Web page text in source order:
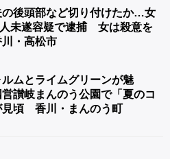
の後頭部など切り付けたか…女
未遂容疑で逮捕 女は殺意を
・高松市
ムとライムグリーンが魅
讃岐まんのう公園で「夏のコ
見頃 香川・まんのう町